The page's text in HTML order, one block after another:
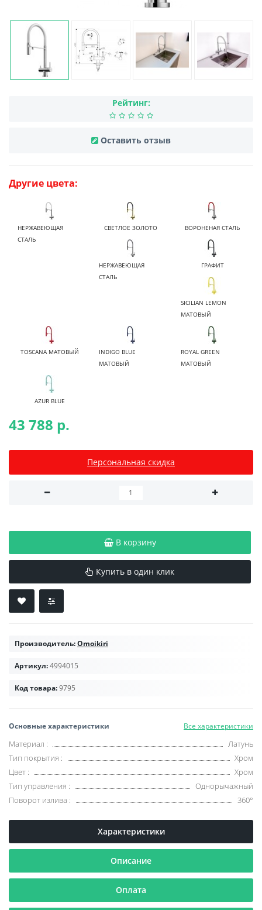
Рейтинг:
Оставить отзыв
Другие цвета:
НЕРЖАВЕЮЩАЯ
СТАЛЬ
СВЕТЛОЕ ЗОЛОТО ВОРОНЕНАЯ СТАЛЬ
НЕРЖАВЕЮЩАЯ
СТАЛЬ
ГРАФИТ
SICILIAN LEMON
МАТОВЫЙ
TOSCANA МАТОВЫЙ
INDIGO BLUE
МАТОВЫЙ
ROYAL GREEN
МАТОВЫЙ
AZUR BLUE
43 788 р.
Персональная скидка
В корзину
Купить в один клик
Производитель:Omoikiri
Артикул:4994015
Код товара:9795
Основные характеристики Все характеристики
Материал :
Латунь
Тип покрытия :
Хром
Цвет :
Хром
Тип управления :
Однорычажный
Поворот излива : 360°
Характеристики
Описание
Оплата